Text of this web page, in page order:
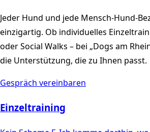
Jeder Hund und jede Mensch-Hund-
einzigartig. Ob individuelles
oder Social Walks – bei „Dogs am
die Unterstützung, die zu Ihnen passt.
Gespräch vereinbaren
Einzeltraining